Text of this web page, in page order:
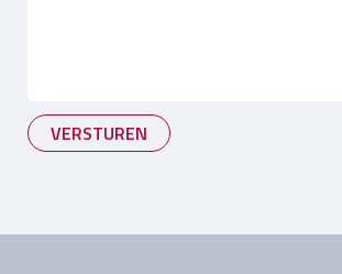
VERSTUREN